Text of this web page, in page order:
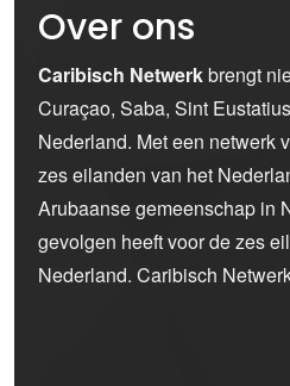
Over ons
Caribisch Netwerkbrengt
Curaçao, Saba, Sint
Nederland. Met een netwerk
zes eilanden van het
Arubaanse gemeenschap in
gevolgen heeft voor de zes
Nederland. Caribisch